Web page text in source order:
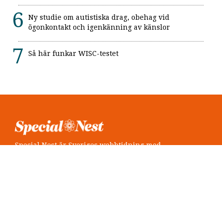
Ny studie om autistiska drag, obehag vid
ögonkontakt och igenkänning av känslor
Så här funkar WISC-testet
Special Nest är Sveriges webbtidning med